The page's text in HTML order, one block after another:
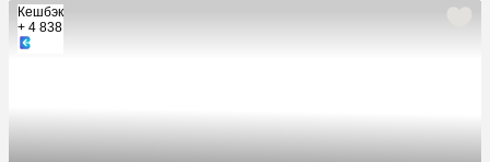
Кешбэк
+ 4 838